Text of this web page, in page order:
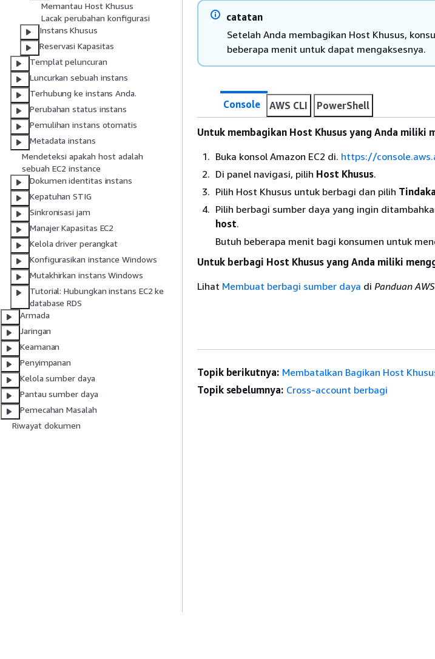
Memantau Host Khusus
Lacak perubahan konfigurasi
Instans Khusus
Reservasi Kapasitas
Templat peluncuran
Luncurkan sebuah instans
Terhubung ke instans Anda.
Perubahan status instans
Pemulihan instans otomatis
Metadata instans
Mendeteksi apakah host adalah
sebuah EC2 instance
Dokumen identitas instans
Kepatuhan STIG
Sinkronisasi jam
Manajer Kapasitas EC2
Kelola driver perangkat
Konfigurasikan instance Windows
Mutakhirkan instans Windows
Tutorial: Hubungkan instans EC2 ke
database RDS
Armada
Jaringan
Keamanan
Penyimpanan
Kelola sumber daya
Pantau sumber daya
Pemecahan Masalah
Riwayat dokumen
catatan
Setelah Anda membagikan Host Khusus,
beberapa menit untuk dapat mengaksesnya.
Console AWS CLI PowerShell
Untuk membagikan Host Khusus yang Anda miliki
Buka konsol Amazon EC2 di. https://
Di panel navigasi, pilih Host Khusus.
Pilih Host Khusus untuk berbagi dan pilih
Pilih berbagi sumber daya yang ingin
host.
Butuh beberapa menit bagi konsumen untuk
Untuk berbagi Host Khusus yang Anda miliki
Lihat Membuat berbagi sumber daya di Panduan
Topik berikutnya: Membatalkan Bagikan Host
Topik sebelumnya: Cross-account berbagi